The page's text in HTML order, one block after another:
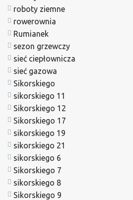
roboty ziemne
rowerownia
Rumianek
sezon grzewczy
sieć ciepłownicza
sieć gazowa
Sikorskiego
sikorskiego 11
Sikorskiego 12
Sikorskiego 17
sikorskiego 19
sikorskiego 21
sikorskiego 6
Sikorskiego 7
sikorskiego 8
Sikorskiego 9